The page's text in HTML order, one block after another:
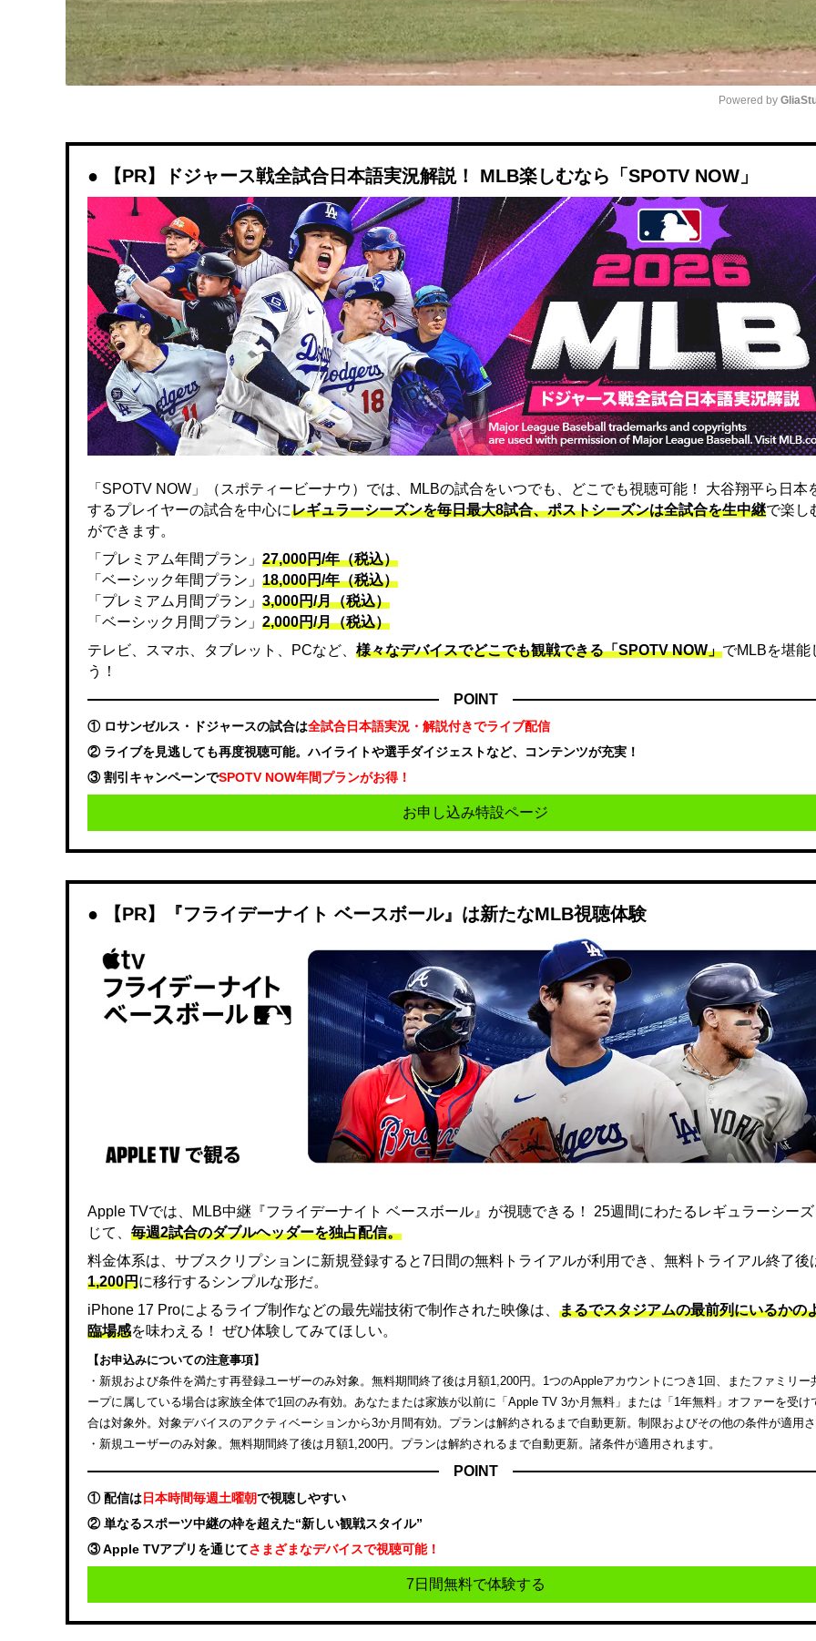
Powered by
【PR】ドジャース戦全試合日本語実況解説！ MLB楽しむなら「SPOTV NOW」
「SPOTV NOW」（スポティービーナウ）では、MLBの試合をいつでも、どこでも視聴可能！ 大谷翔平ら日本
するプレイヤーの試合を中心にレギュラーシーズンを毎日最大8試合、ポストシーズンは全試合を生中継で楽し
ができます。
「プレミアム年間プラン」 27,000円/年（税込）
「ベーシック年間プラン」 18,000円/年（税込）
「プレミアム月間プラン」 3,000円/月（税込）
「ベーシック月間プラン」 2,000円/月（税込）
テレビ、スマホ、タブレット、PCなど、 様々なデバイスでどこでも観戦できる「SPOTV NOW」でMLBを堪能
う！
POINT
① ロサンゼルス・ドジャースの試合は全試合日本語実況・解説付きでライブ配信
② ライブを見逃しても再度視聴可能。ハイライトや選手ダイジェストなど、コンテンツが充実！
③ 割引キャンペーンでSPOTV NOW年間プランがお得！
お申し込み特設ページ
【PR】『フライデーナイト ベースボール』は新たなMLB視聴体験
Apple TVでは、MLB中継『フライデーナイト ベースボール』が視聴できる！ 25週間にわたるレギュラーシー
じて、 毎週2試合のダブルヘッダーを独占配信。
料金体系は、サブスクリプションに新規登録すると7日間の無料トライアルが利用でき、無料トライアル終了後
1,200円に移行するシンプルな形だ。
iPhone 17 Proによるライブ制作などの最先端技術で制作された映像は、 まるでスタジアムの最前列にいるかの
臨場感を味わえる！ ぜひ体験してみてほしい。
【お申込みについての注意事項】
・新規および条件を満たす再登録ユーザーのみ対象。無料期間終了後は月額1,200円。1つのAppleアカウントにつき1回、またファミリー
ープに属している場合は家族全体で1回のみ有効。あなたまたは家族が以前に「Apple TV 3か月無料」または「1年無料」オファーを受け
合は対象外。対象デバイスのアクティベーションから3か月間有効。プランは解約されるまで自動更新。制限およびその他の条件が適用
・新規ユーザーのみ対象。無料期間終了後は月額1,200円。プランは解約されるまで自動更新。諸条件が適用されます。
POINT
① 配信は日本時間毎週土曜朝で視聴しやすい
② 単なるスポーツ中継の枠を超えた“新しい観戦スタイル”
③ Apple TVアプリを通じてさまざまなデバイスで視聴可能！
7日間無料で体験する